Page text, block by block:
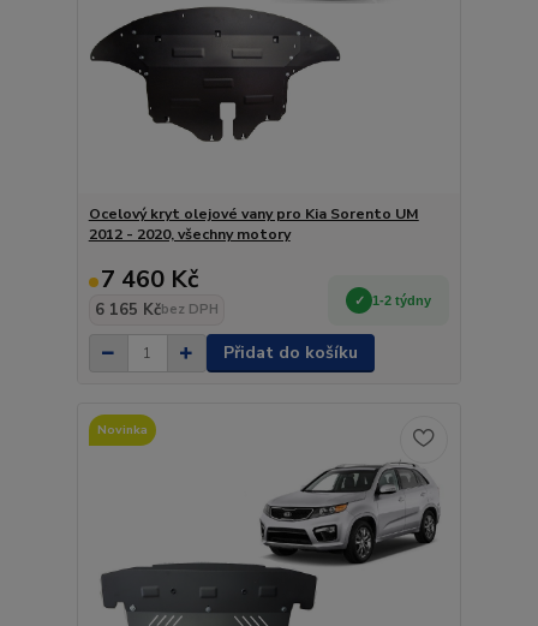
Ocelový kryt olejové vany pro Kia Sorento UM
2012 - 2020, všechny motory
7 460 Kč
6 165 Kčbez DPH
1-2 týdny
Přidat do košíku
Novinka